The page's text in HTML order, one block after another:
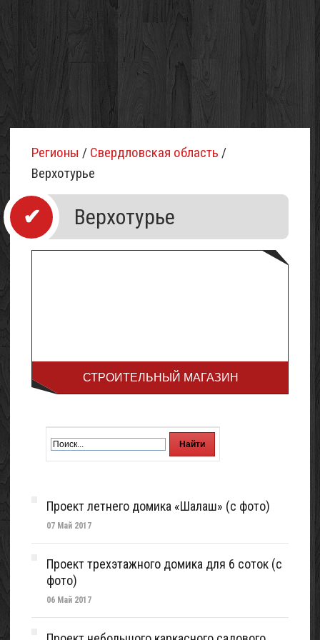
Регионы / Свердловская область /
Верхотурье
Верхотурье
СТРОИТЕЛЬНЫЙ МАГАЗИН
Проект летнего домика «Шалаш» (с фото)
07 Май 2017
Проект трехэтажного домика для 6 соток (с
фото)
06 Май 2017